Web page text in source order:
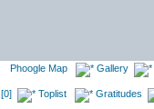
Phoogle Map Gallery
Toplist Gratitudes